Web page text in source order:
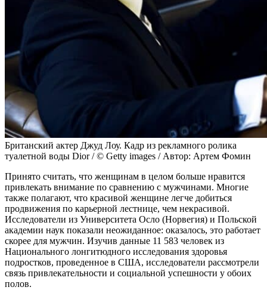
Британский актер Джуд Лоу. Кадр из рекламного ролика
туалетной воды Dior / © Getty images / Автор: Артем Фомин
Принято считать, что женщинам в целом больше нравится
привлекать внимание по сравнению с мужчинами. Многие
также полагают, что красивой женщине легче добиться
продвижения по карьерной лестнице, чем некрасивой.
Исследователи из Университета Осло (Норвегия) и Польской
академии наук показали неожиданное: оказалось, это работает
скорее для мужчин. Изучив данные 11 583 человек из
Национального лонгитюдного исследования здоровья
подростков, проведенное в США, исследователи рассмотрели
связь привлекательности и социальной успешности у обоих
полов.